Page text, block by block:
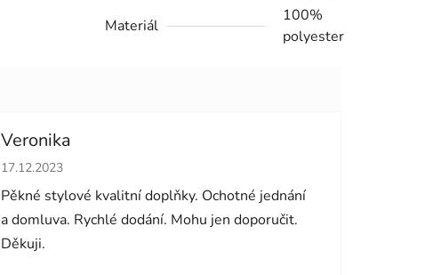
Materiál
100%
polyester
Veronika
Hodnocení obchodu je 5 z 5 hvězdiček.
17.12.2023
Pěkné stylové kvalitní doplňky. Ochotné jednání
a domluva. Rychlé dodání. Mohu jen doporučit.
Děkuji.